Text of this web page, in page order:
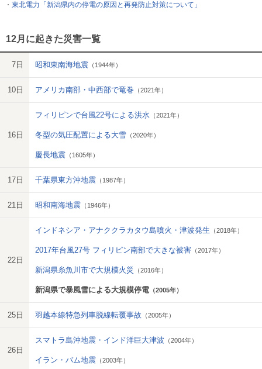
東北電力「新潟県内の停電の原因と再発防止対策について」
12月に起きた災害一覧
7日 昭和東南海地震 （1944年）
10日 アメリカ南部・中西部で竜巻 （2021年）
16日
フィリピンで台風22号による洪水 （2021年）
冬型の気圧配置による大雪 （2020年）
慶長地震 （1605年）
17日 千葉県東方沖地震 （1987年）
21日 昭和南海地震 （1946年）
22日
インドネシア・アナククラカタウ島噴火・津波発生 （2018年）
2017年台風27号 フィリピン南部で大きな被害 （2017年）
新潟県糸魚川市で大規模火災 （2016年）
新潟県で暴風雪による大規模停電 （2005年）
25日 羽越本線特急列車脱線転覆事故 （2005年）
26日
スマトラ島沖地震・インド洋巨大津波 （2004年）
イラン・バム地震 （2003年）